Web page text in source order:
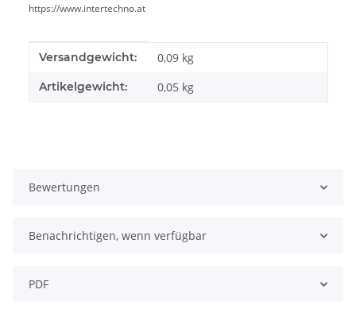
https://www.intertechno.at
Produkteigenschaft
Wert
Versandgewicht: 0,09 kg
Artikelgewicht: 0,05 kg
Bewertungen
Benachrichtigen, wenn verfügbar
PDF